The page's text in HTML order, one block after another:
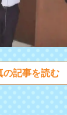
の記事を読む